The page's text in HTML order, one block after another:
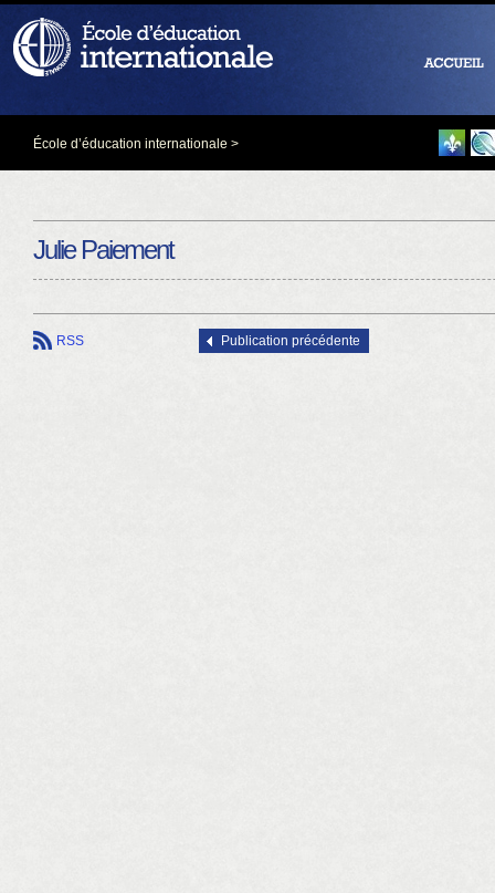
École d’éducation internationale >
Julie Paiement
RSS Publication précédente